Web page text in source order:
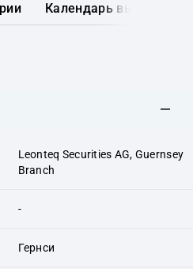
Календарь выплат
Leonteq Securities AG, Guernsey
Branch
-
Гернси